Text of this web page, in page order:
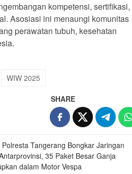
kompetensi, sertifikasi,
Asosiasi ini menaungi komunitas
perawatan tubuh, kesehatan
WIW 2025
SHARE
Polresta Tangerang Bongkar Jaringan
35 Paket Besar Ganja
dalam Motor Vespa